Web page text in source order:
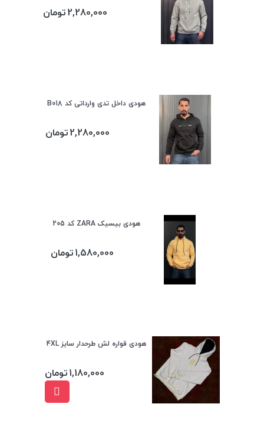
2,280,000تومان
هودی داخل تدی وارداتی کد B018
2,280,000تومان
هودی بیسیک ZARA کد 205
1,580,000تومان
هودی قواره لش طرحدار سایز 4XL
1,180,000تومان